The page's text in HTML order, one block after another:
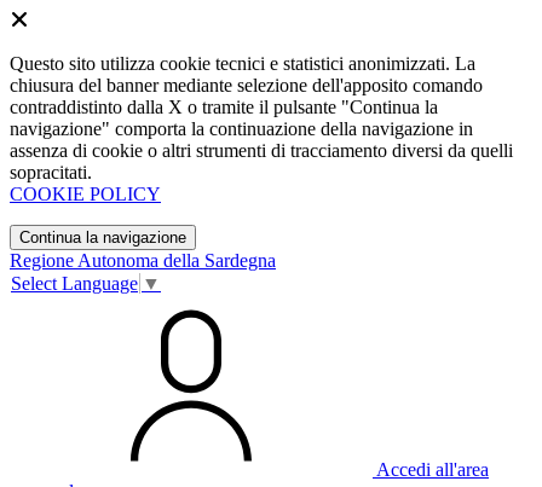
Questo sito utilizza cookie tecnici e statistici anonimizzati. La
chiusura del banner mediante selezione dell'apposito comando
contraddistinto dalla X o tramite il pulsante "Continua la
navigazione" comporta la continuazione della navigazione in
assenza di cookie o altri strumenti di tracciamento diversi da quelli
sopracitati.
COOKIE POLICY
Continua la navigazione
Regione Autonoma della Sardegna
Select Language ▼
Accedi all'area